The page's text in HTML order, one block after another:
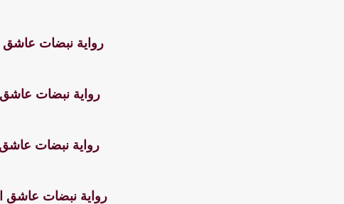
رواية نبضات عاشق
رواية نبضات عاشق
رواية نبضات عاشق
رواية نبضات عاشق